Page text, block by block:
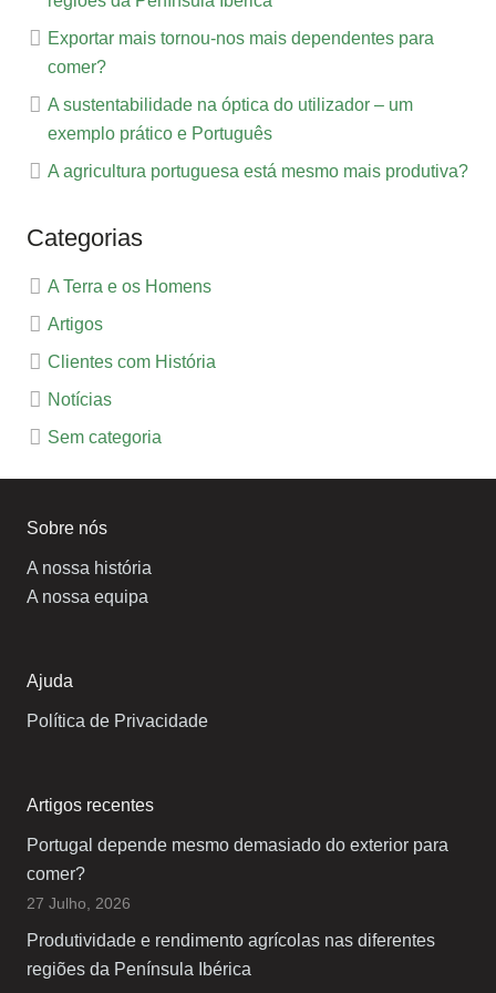
Exportar mais tornou-nos mais dependentes para
comer?
A sustentabilidade na óptica do utilizador – um
exemplo prático e Português
A agricultura portuguesa está mesmo mais produtiva?
Categorias
A Terra e os Homens
Artigos
Clientes com História
Notícias
Sem categoria
Sobre nós
A nossa história
A nossa equipa
Ajuda
Política de Privacidade
Artigos recentes
Portugal depende mesmo demasiado do exterior para
comer?
27 Julho, 2026
Produtividade e rendimento agrícolas nas diferentes
regiões da Península Ibérica